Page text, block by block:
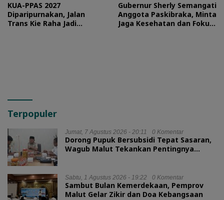
KUA-PPAS 2027
Diparipurnakan, Jalan
Trans Kie Raha Jadi
Gubernur Sherly Semangati
Anggota Paskibraka, Minta
Jaga Kesehatan dan Fokus
Terpopuler
Jumat, 7 Agustus 2026 - 20:11 0 Komentar
Dorong Pupuk Bersubsidi Tepat Sasaran,
Wagub Malut Tekankan Pentingnya
Sabtu, 1 Agustus 2026 - 19:22 0 Komentar
Sambut Bulan Kemerdekaan, Pemprov
Malut Gelar Zikir dan Doa Kebangsaan